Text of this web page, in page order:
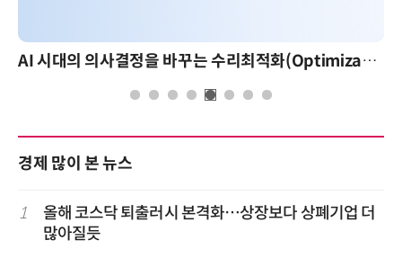
AI 시대의 의사결정을 바꾸는 수리최적화(Optimization): 실제 산업 적용 사례와 활용 전략
경제 많이 본 뉴스
1
올해 코스닥 퇴출러시 본격화…상장보다 상폐기업 더
많아질듯